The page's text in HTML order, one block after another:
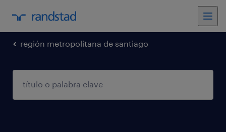
región metropolitana de santiago